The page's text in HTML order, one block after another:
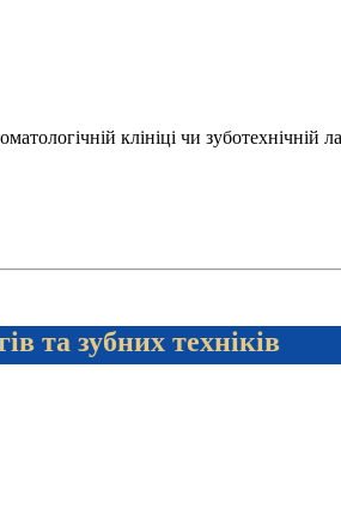
клініці чи зуботехнічній
та зубних техніків